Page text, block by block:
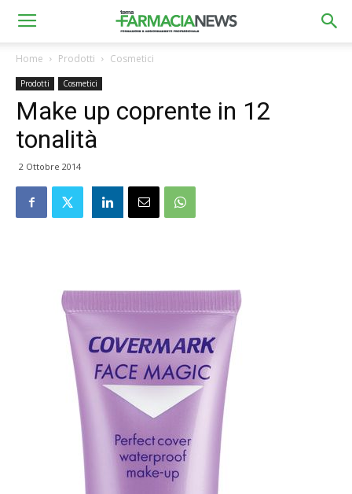
Home Prodotti Cosmetici
Prodotti Cosmetici
Make up coprente in 12
tonalità
2 Ottobre 2014